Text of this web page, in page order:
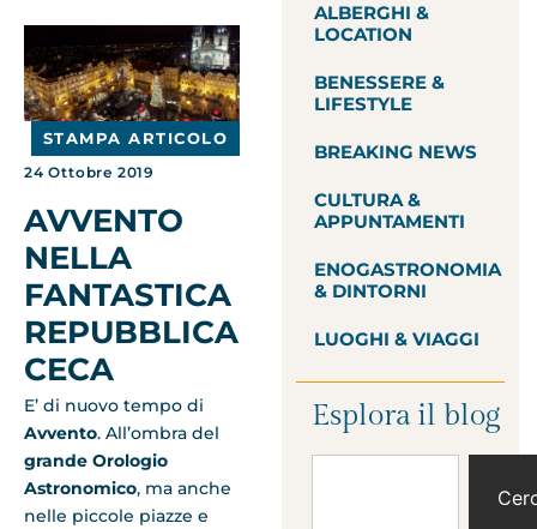
STAMPA ARTICOLO
24 Ottobre 2019
AVVENTO
NELLA
FANTASTICA
REPUBBLICA
CECA
E’ di nuovo tempo di
Avvento. All’ombra del
grande Orologio
Astronomico, ma anche
nelle piccole piazze e
ALBERGHI &
LOCATION
BENESSERE &
LIFESTYLE
BREAKING NEWS
CULTURA &
APPUNTAMENTI
ENOGASTRONOMIA
& DINTORNI
LUOGHI & VIAGGI
Esplora il blog